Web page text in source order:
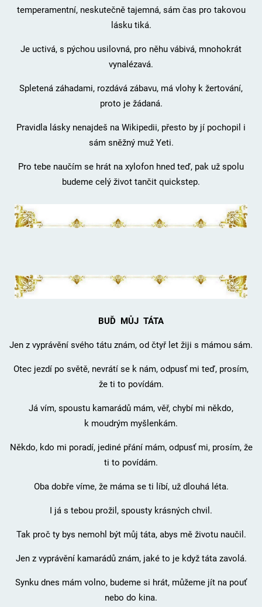
temperamentní, neskutečně tajemná, sám čas pro takovou
lásku tiká.
Je uctivá, s pýchou usilovná, pro něhu vábivá, mnohokrát
vynalézavá.
Spletená záhadami, rozdává zábavu, má vlohy k žertování,
proto je žádaná.
Pravidla lásky nenajdeš na Wikipedii, přesto by jí pochopil i
sám sněžný muž Yeti.
Pro tebe naučím se hrát na xylofon hned teď, pak už spolu
budeme celý život tančit quickstep.
BUĎ MŮJ TÁTA
Jen z vyprávění svého tátu znám, od čtyř let žiji s mámou sám.
Otec jezdí po světě, nevrátí se k nám, odpusť mi teď, prosím,
že ti to povídám.
Já vím, spoustu kamarádů mám, věř, chybí mi někdo,
k moudrým myšlenkám.
Někdo, kdo mi poradí, jediné přání mám, odpusť mi, prosím, že
ti to povídám.
Oba dobře víme, že máma se ti líbí, už dlouhá léta.
I já s tebou prožil, spousty krásných chvil.
Tak proč ty bys nemohl být můj táta, abys mě životu naučil.
Jen z vyprávění kamarádů znám, jaké to je když táta zavolá.
Synku dnes mám volno, budeme si hrát, můžeme jít na pouť
nebo do kina.